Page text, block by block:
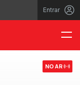
Entrar
NO AR